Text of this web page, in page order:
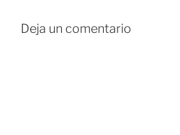
Deja un comentario